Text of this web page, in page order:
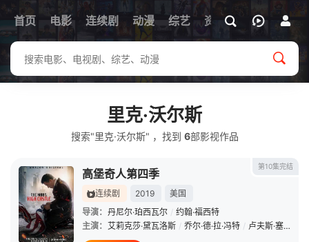
首页 电影 连续剧 动漫 综艺 资讯
里克·沃尔斯
搜索"里克·沃尔斯" ，找到 6部影视作品
第10集完结
高堡奇人第四季
连续剧 2019
美国
导演： 丹尼尔·珀西瓦尔 / 约翰·福西特
主演： 艾莉克莎·黛瓦洛斯 / 乔尔·德·拉·冯特 / 卢夫斯·塞维尔